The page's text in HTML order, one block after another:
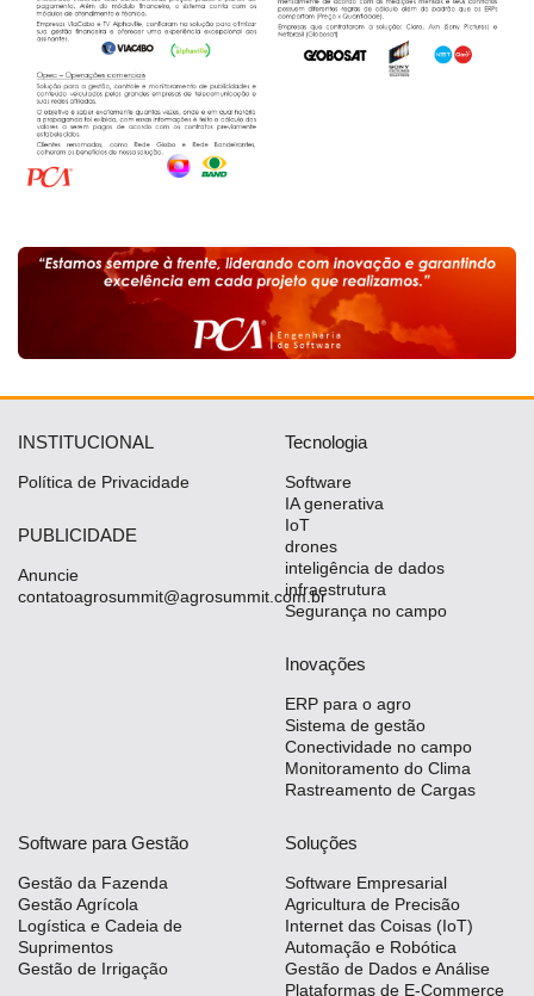
INSTITUCIONAL
Política de Privacidade
PUBLICIDADE
Anuncie
contatoagrosummit@agrosummit.com.br
Tecnologia
Software
IA generativa
IoT
drones
inteligência de dados
infraestrutura
Segurança no campo
Inovações
ERP para o agro
Sistema de gestão
Conectividade no campo
Monitoramento do Clima
Rastreamento de Cargas
Software para Gestão
Gestão da Fazenda
Gestão Agrícola
Logística e Cadeia de
Suprimentos
Gestão de Irrigação
Soluções
Software Empresarial
Agricultura de Precisão
Internet das Coisas (IoT)
Automação e Robótica
Gestão de Dados e Análise
Plataformas de E-Commerce